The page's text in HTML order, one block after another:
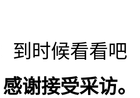
到时候看看吧
感谢接受采访。